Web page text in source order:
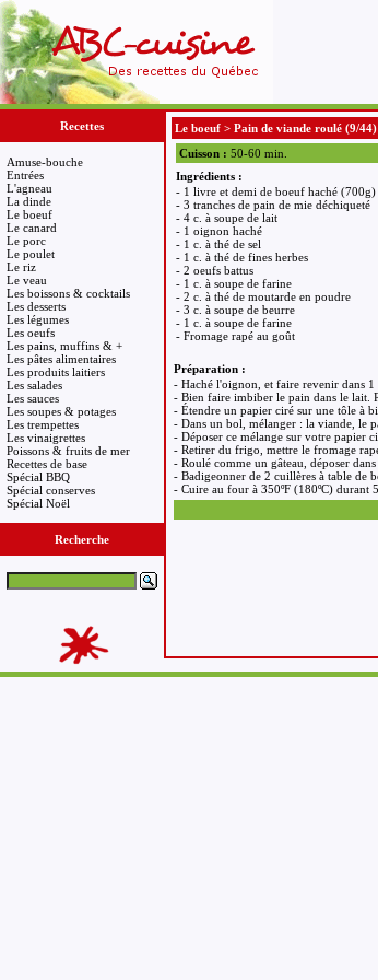
Recettes
Amuse-bouche
Entrées
L'agneau
La dinde
Le boeuf
Le canard
Le porc
Le poulet
Le riz
Le veau
Les boissons & cocktails
Les desserts
Les légumes
Les oeufs
Les pains, muffins & +
Les pâtes alimentaires
Les produits laitiers
Les salades
Les sauces
Les soupes & potages
Les trempettes
Les vinaigrettes
Poissons & fruits de mer
Recettes de base
Spécial BBQ
Spécial conserves
Spécial Noël
Recherche
Le boeuf > Pain de viande roulé (9/44)
Cuisson : 50-60 min.
Ingrédients :
- 1 livre et demi de boeuf haché (700g)
- 3 tranches de pain de mie déchiqueté
- 4 c. à soupe de lait
- 1 oignon haché
- 1 c. à thé de sel
- 1 c. à thé de fines herbes
- 2 oeufs battus
- 1 c. à soupe de farine
- 2 c. à thé de moutarde en poudre
- 3 c. à soupe de beurre
- 1 c. à soupe de farine
- Fromage rapé au goût
Préparation :
- Haché l'oignon, et faire revenir dans 1
- Bien faire imbiber le pain dans le lait.
- Étendre un papier ciré sur une tôle à
- Dans un bol, mélanger : la viande, le
- Déposer ce mélange sur votre papier
- Retirer du frigo, mettre le fromage
- Roulé comme un gâteau, déposer
- Badigeonner de 2 cuillères à table de
- Cuire au four à 350ºF (180ºC) durant